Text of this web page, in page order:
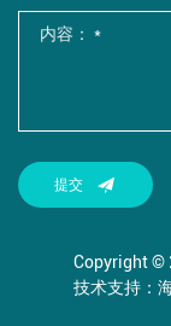
提交
Copyright ©
技术支持：